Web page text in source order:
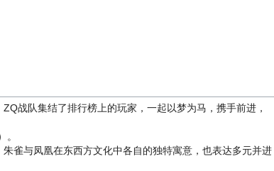
战队集结了排行榜上的玩家，一起以梦为马，携手前进，
雀与凤凰在东西方文化中各自的独特寓意，也表达多元并进